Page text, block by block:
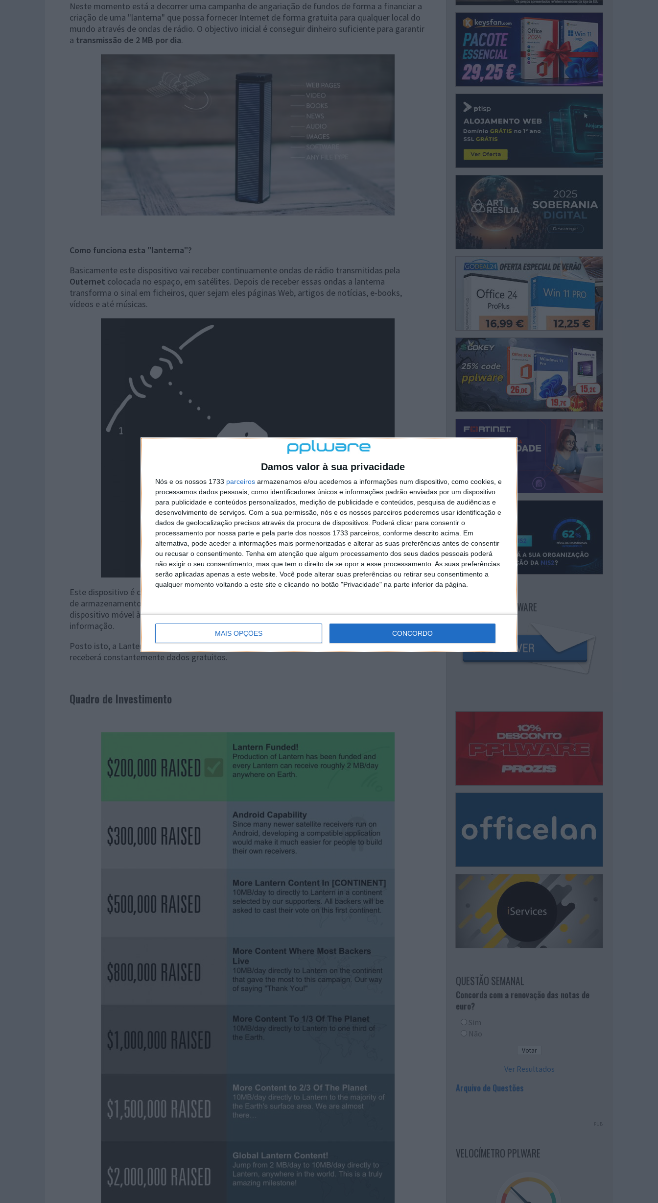
Damos valor à sua privacidade
Nós e os nossos 1733 parceiros armazenamos e/ou acedemos a informações num dispositivo, como cookies, e
processamos dados pessoais, como identificadores únicos e informações padrão enviadas por um dispositivo
para publicidade e conteúdos personalizados, medição de publicidade e conteúdos, pesquisa de audiências e
desenvolvimento de serviços. Com a sua permissão, nós e os nossos parceiros poderemos usar identificação e
dados de geolocalização precisos através da procura de dispositivos. Poderá clicar para consentir o
processamento por nossa parte e pela parte dos nossos 1733 parceiros, conforme descrito acima. Em
alternativa, pode aceder a informações mais pormenorizadas e alterar as suas preferências antes de consentir
ou recusar o consentimento. Tenha em atenção que algum processamento dos seus dados pessoais poderá
não exigir o seu consentimento, mas que tem o direito de se opor a esse processamento. As suas preferências
serão aplicadas apenas a este website. Você pode alterar suas preferências ou retirar seu consentimento a
qualquer momento voltando a este site e clicando no botão "Privacidade" na parte inferior da página.
MAIS OPÇÕES CONCORDO
Neste momento está a decorrer uma campanha de angariação de fundos de forma a financiar a
criação de uma "lanterna" que possa fornecer Internet de forma gratuita para qualquer local do
mundo através de ondas de rádio. O objectivo inicial é conseguir dinheiro suficiente para garantir
a transmissão de 2 MB por dia.
Como funciona esta "lanterna"?
Basicamente este dispositivo vai receber continuamente ondas de rádio transmitidas pela
Outernet colocada no espaço, em satélites. Depois de receber essas ondas a lanterna
transforma o sinal em ficheiros, quer sejam eles páginas Web, artigos de notícias, e-books,
vídeos e até músicas.
Este dispositivo é capaz de receber e armazenar qualquer tipo de ficheiro digital na sua unidade
de armazenamento interno. Sendo que para aceder a essa informação basta ligar o seu
dispositivo móvel à lanterna via Wi-fi, necessitando apenas de um browser para visualizar toda a
informação.
Posto isto, a Lanterna pode ser caracterizada como uma biblioteca portátil anónima que
receberá constantemente dados gratuitos.
Quadro de Investimento
NEWSLETTER PPLWARE
QUESTÃO SEMANAL
Concorda com a renovação das notas de
euro?
Sim
Não
Ver Resultados
Arquivo de Questões
PUB
VELOCÍMETRO PPLWARE